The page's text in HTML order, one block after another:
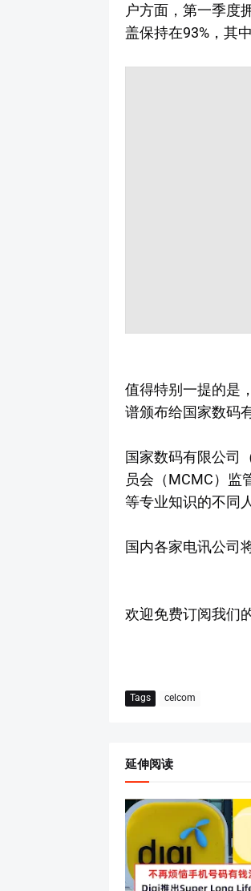
户方面，第一季度
盖保持在93%，其
值得特别一提的是
谱颁布给国家数码
国家数码有限公司
员会（MCMC）监
等专业知识的不同
国内各家电讯公司
欢迎免费订阅我们
Tags celcom
延伸阅读